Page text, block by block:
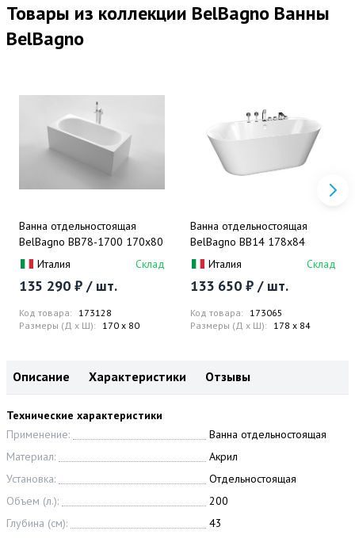
Товары из коллекции BelBagno Ванны
BelBagno
Ванна отдельностоящая
BelBagno BB78-1700 170x80
Италия
Склад
135 290 ₽ / шт.
Код товара: 173128
Размеры (Д x Ш): 170 x 80
Ванна отдельностоящая
BelBagno BB14 178x84
Италия
Склад
133 650 ₽ / шт.
Код товара: 173065
Размеры (Д x Ш): 178 x 84
Описание Характеристики Отзывы
Технические характеристики
Применение:
Ванна отдельностоящая
Материал:
Акрил
Установка:
Отдельностоящая
Объем (л.):
200
Глубина (см):
43